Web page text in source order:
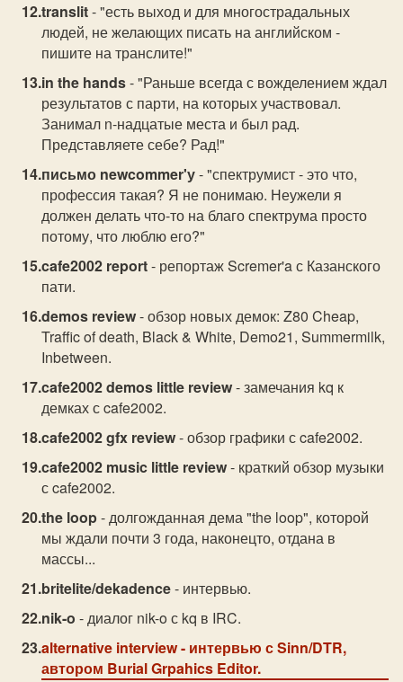
translit- "есть выход и для многострадальных
людей, не желающих писать на английском -
пишите на транслите!"
in the hands- "Раньше всегда с вожделением ждал
результатов с парти, на которых участвовал.
Занимал n-надцатые места и был рад.
Представляете себе? Рад!"
письмо newcommer'у- "спектрумист - это что,
профессия такая? Я не понимаю. Неужели я
должен делать что-то на благо спектрума просто
потому, что люблю его?"
cafe2002 report- репортаж Scremer'a с Казанского
пати.
demos review- обзор новых демок: Z80 Cheap,
Traffic of death, Black & White, Demo21, Summermilk,
Inbetween.
cafe2002 demos little review- замечания kq к
демках с cafe2002.
cafe2002 gfx review- обзор графики с cafe2002.
cafe2002 music little review- краткий обзор музыки
с cafe2002.
the loop- долгожданная дема "the loop", которой
мы ждали почти 3 года, наконецто, отдана в
массы...
britelite/dekadence- интервью.
nik-o - диалог nik-o с kq в IRC.
alternative interview- интервью с Sinn/DTR,
автором Burial Grpahics Editor.